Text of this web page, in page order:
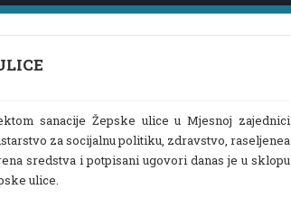
sanacije Žepske ulice u Mjesnoj zajednici
za socijalnu politiku, zdravstvo, raseljenea
sredstva i potpisani ugovori danas je u sklopu
ulice.